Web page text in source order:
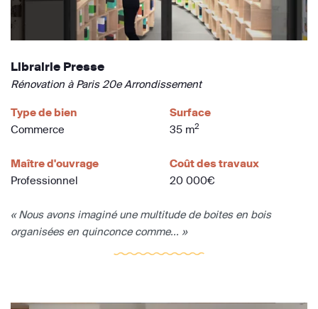
Librairie Presse
Rénovation à Paris 20e Arrondissement
Type de bien
Commerce
Surface
35 m2
Maître d'ouvrage
Professionnel
Coût des travaux
20 000€
« Nous avons imaginé une multitude de boites en bois
organisées en quinconce comme... »